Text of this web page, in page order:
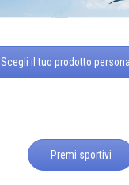
Scegli il tuo prodotto
Premi sportivi